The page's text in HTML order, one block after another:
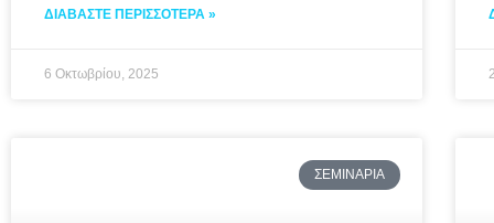
ΔΙΑΒΆΣΤΕ ΠΕΡΙΣΣΌΤΕΡΑ »
6 Οκτωβρίου, 2025
ΣΕΜΙΝΆΡΙΑ